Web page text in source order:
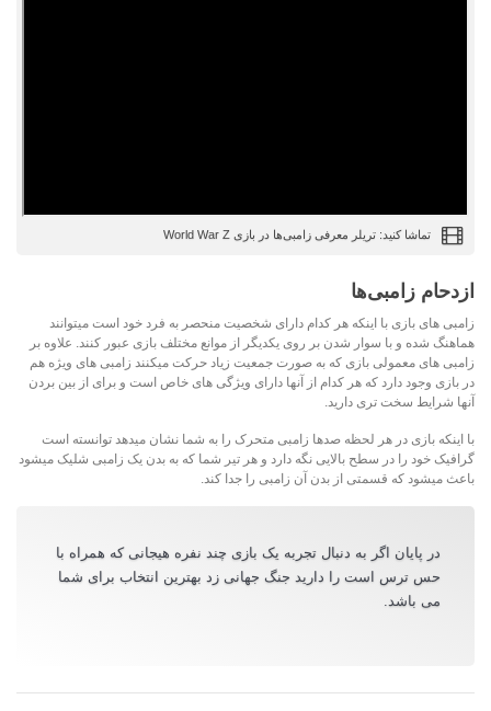
تماشا کنید: تریلر معرفی زامبی‌ها در بازی World War Z
ازدحام زامبی‌ها
زامبی های بازی با اینکه هر کدام دارای شخصیت منحصر به فرد خود است میتوانند
هماهنگ شده و با سوار شدن بر روی یکدیگر از موانع مختلف بازی عبور کنند. علاوه بر
زامبی های معمولی بازی که به صورت جمعیت زیاد حرکت میکنند زامبی های ویژه هم
در بازی وجود دارد که هر کدام از آنها دارای ویژگی های خاص است و برای از بین بردن
آنها شرایط سخت تری دارید.
با اینکه بازی در هر لحظه صدها زامبی متحرک را به شما نشان میدهد توانسته است
گرافیک خود را در سطح بالایی نگه دارد و هر تیر شما که به بدن یک زامبی شلیک میشود
باعث میشود که قسمتی از بدن آن زامبی را جدا کند.
در پایان اگر به دنبال تجربه یک بازی چند نفره هیجانی که همراه با
حس ترس است را دارید جنگ جهانی زد بهترین انتخاب برای شما
می باشد.